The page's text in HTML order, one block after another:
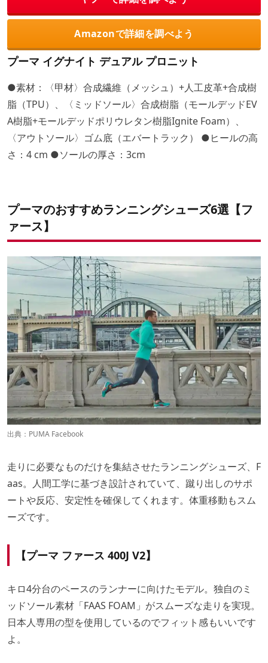
Amazonで詳細を調べよう
プーマ イグナイト デュアル プロニット
●素材：〈甲材〉合成繊維（メッシュ）+人工皮革+合成樹
脂（TPU）、〈ミッドソール〉合成樹脂（モールデッドEV
A樹脂+モールデッドポリウレタン樹脂Ignite Foam）、
〈アウトソール〉ゴム底（エバートラック） ●ヒールの高
さ：4 cm ●ソールの厚さ：3cm
プーマのおすすめランニングシューズ6選【フ
ァース】
出典： PUMA Facebook
走りに必要なものだけを集結させたランニングシューズ、F
aas。人間工学に基づき設計されていて、蹴り出しのサポ
ートや反応、安定性を確保してくれます。体重移動もスム
ーズです。
【プーマ ファース 400J V2】
キロ4分台のペースのランナーに向けたモデル。独自のミ
ッドソール素材「FAAS FOAM」がスムーズな走りを実現。
日本人専用の型を使用しているのでフィット感もいいです
よ。